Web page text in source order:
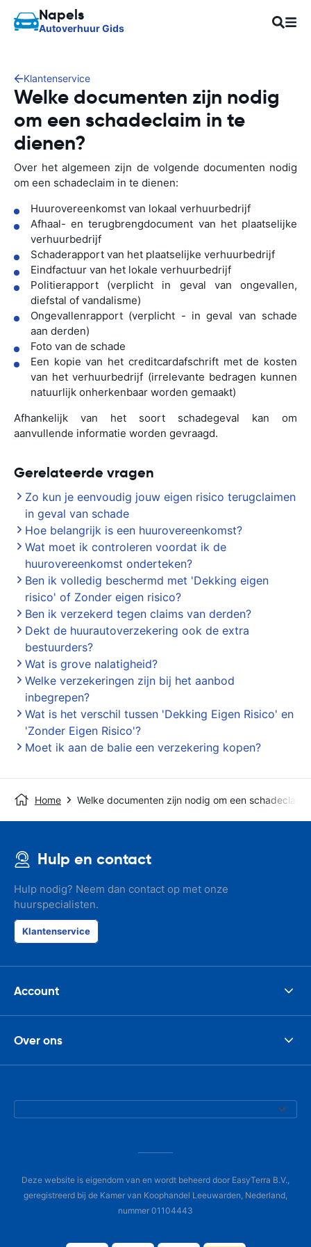
Napels
Autoverhuur Gids
Klantenservice
Welke documenten zijn nodig
om een schadeclaim in te
dienen?
Over het algemeen zijn de volgende documenten nodig
om een schadeclaim in te dienen:
Huurovereenkomst van lokaal verhuurbedrijf
Afhaal- en terugbrengdocument van het plaatselijke
verhuurbedrijf
Schaderapport van het plaatselijke verhuurbedrijf
Eindfactuur van het lokale verhuurbedrijf
Politierapport (verplicht in geval van ongevallen,
diefstal of vandalisme)
Ongevallenrapport (verplicht - in geval van schade
aan derden)
Foto van de schade
Een kopie van het creditcardafschrift met de kosten
van het verhuurbedrijf (irrelevante bedragen kunnen
natuurlijk onherkenbaar worden gemaakt)
Afhankelijk van het soort schadegeval kan om
aanvullende informatie worden gevraagd.
Gerelateerde vragen
Zo kun je eenvoudig jouw eigen risico terugclaimen
in geval van schade
Hoe belangrijk is een huurovereenkomst?
Wat moet ik controleren voordat ik de
huurovereenkomst onderteken?
Ben ik volledig beschermd met 'Dekking eigen
risico' of Zonder eigen risico?
Ben ik verzekerd tegen claims van derden?
Dekt de huurautoverzekering ook de extra
bestuurders?
Wat is grove nalatigheid?
Welke verzekeringen zijn bij het aanbod
inbegrepen?
Wat is het verschil tussen 'Dekking Eigen Risico' en
'Zonder Eigen Risico'?
Moet ik aan de balie een verzekering kopen?
Home Welke documenten zijn nodig om een schadeclaim
Hulp en contact
Hulp nodig? Neem dan contact op met onze
huurspecialisten.
Klantenservice
Account
Over ons
Deze website is eigendom van en wordt beheerd door EasyTerra B.V.,
geregistreerd bij de Kamer van Koophandel Leeuwarden, Nederland,
nummer 01104443